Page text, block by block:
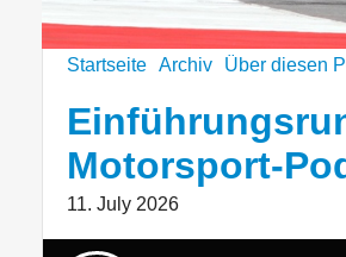
Startseite Archiv Über diesen
Motorsport-
11. July 2026